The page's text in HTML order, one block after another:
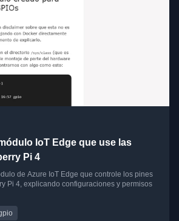
IoT Edge que use las
Pi 4
de Azure IoT Edge que controle los pines
Pi 4, explicando configuraciones y permisos